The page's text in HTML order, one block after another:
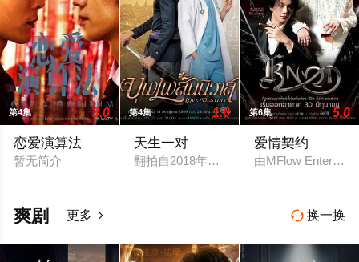
第4集 3.0
恋爱演算法
暂无简介
第4集 1.0
天生一对
翻拍自2018年泰剧《天生一对》。
第6集 5.0
爱情契约
由MFlow
 换一换
爽剧 更多 